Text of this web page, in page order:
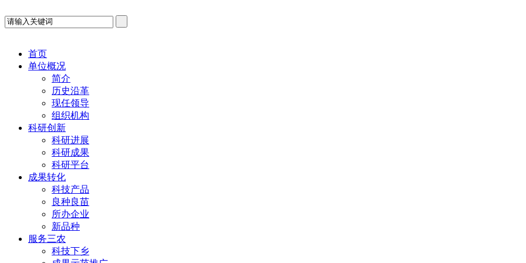
首页
单位概况
简介
历史沿革
现任领导
组织机构
科研创新
科研进展
科研成果
科研平台
成果转化
科技产品
良种良苗
所办企业
新品种
服务三农
科技下乡